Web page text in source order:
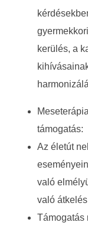
kerülés, a
támogatás:
Az életút
való
való
Támogatás